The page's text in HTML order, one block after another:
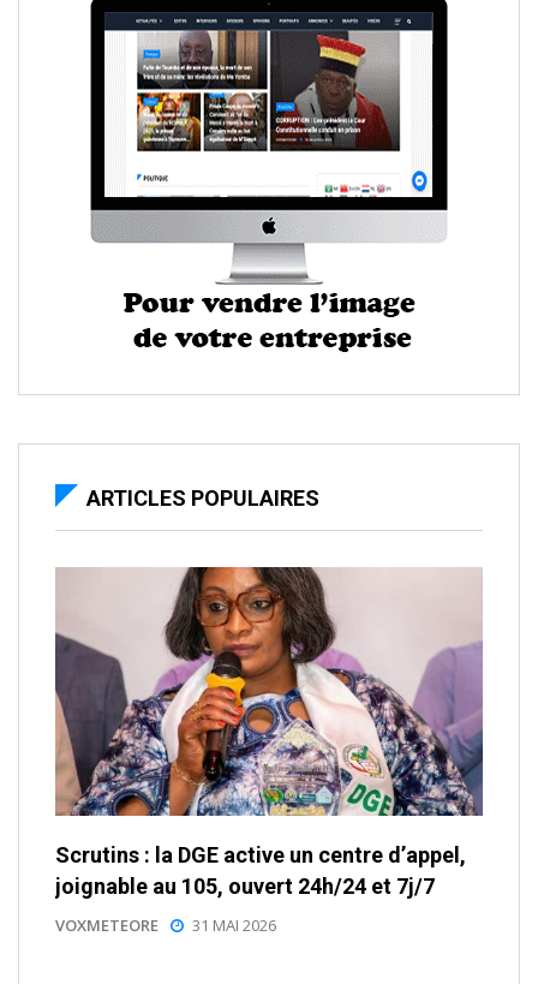
ARTICLES POPULAIRES
Scrutins : la DGE active un centre d’appel,
joignable au 105, ouvert 24h/24 et 7j/7
VOXMETEORE 31 MAI 2026